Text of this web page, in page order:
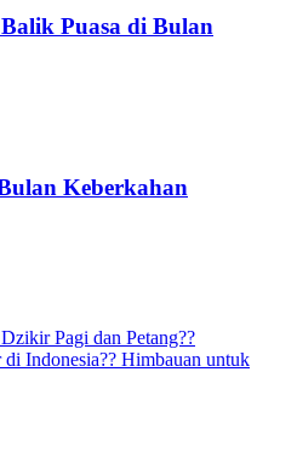
Puasa di Bulan
Keberkahan
Pagi dan Petang??
Indonesia?? Himbauan untuk